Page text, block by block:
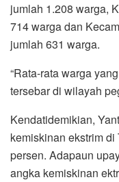
jumlah 1.208 warga,
714 warga dan
jumlah 631 warga.
“Rata-rata warga
tersebar di wilayah
Kendatidemikian,
kemiskinan ekstrim
persen. Adapaun
angka kemiskinan